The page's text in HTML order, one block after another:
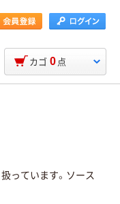
カゴ 0 点
っています。ソース